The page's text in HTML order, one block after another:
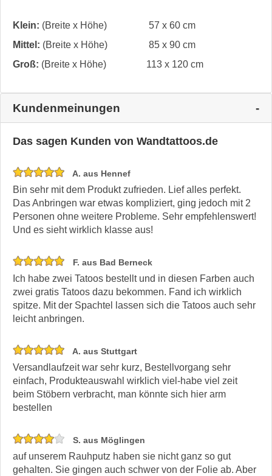
Klein: (Breite x Höhe)
57 x 60 cm
Mittel: (Breite x Höhe)
85 x 90 cm
Groß: (Breite x Höhe) 113 x 120 cm
Kundenmeinungen
Das sagen Kunden von Wandtattoos.de
A. aus Hennef
Bin sehr mit dem Produkt zufrieden. Lief alles perfekt.
Das Anbringen war etwas kompliziert, ging jedoch mit 2
Personen ohne weitere Probleme. Sehr empfehlenswert!
Und es sieht wirklich klasse aus!
F. aus Bad Berneck
Ich habe zwei Tatoos bestellt und in diesen Farben auch
zwei gratis Tatoos dazu bekommen. Fand ich wirklich
spitze. Mit der Spachtel lassen sich die Tatoos auch sehr
leicht anbringen.
A. aus Stuttgart
Versandlaufzeit war sehr kurz, Bestellvorgang sehr
einfach, Produkteauswahl wirklich viel-habe viel zeit
beim Stöbern verbracht, man könnte sich hier arm
bestellen
S. aus Möglingen
auf unserem Rauhputz haben sie nicht ganz so gut
gehalten. Sie gingen auch schwer von der Folie ab. Aber